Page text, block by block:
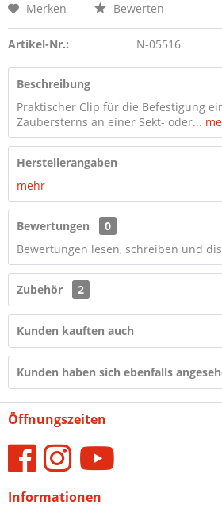
Merken Bewerten
Artikel-Nr.: N-05516
Beschreibung
Praktischer Clip für die Befestigung
Zaubersterns an einer Sekt- oder...
Herstellerangaben
mehr
Bewertungen
0
Bewertungen lesen, schreiben und
Zubehör 2
Kunden kauften auch
Kunden haben sich ebenfalls
Öffnungszeiten
Informationen